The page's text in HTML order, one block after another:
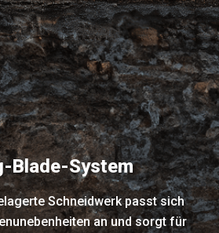
Blade-System
Schneidwerk passt sich
an und sorgt für